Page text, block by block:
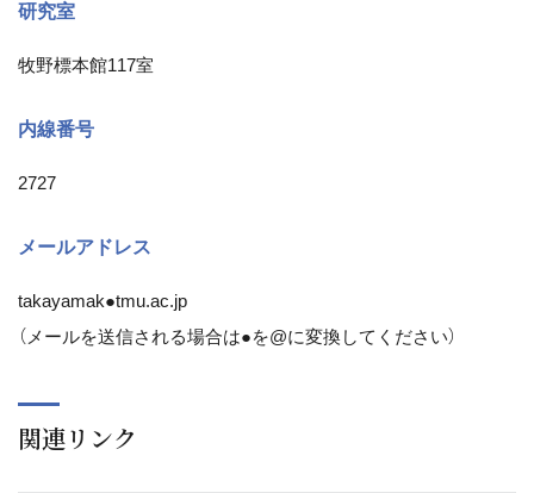
研究室
牧野標本館117室
内線番号
2727
メールアドレス
takayamak●tmu.ac.jp
（メールを送信される場合は●を@に変換してください）
関連リンク